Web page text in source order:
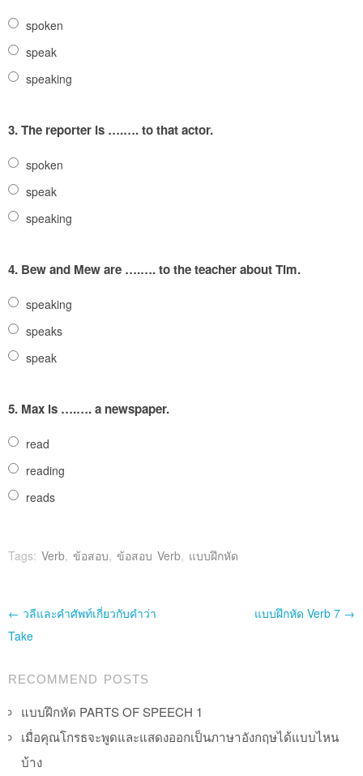
spoken
speak
speaking
3.The reporter is ….…. to that actor.
spoken
speak
speaking
4. Bew and Mew are ….…. to the teacher about Tim.
speaking
speaks
speak
5. Max is ….…. a newspaper.
read
reading
reads
Tags: Verb, ข้อสอบ, ข้อสอบ Verb, แบบฝึกหัด
Post navigation
← วลีและคำศัพท์เกี่ยวกับคำว่า
Take
แบบฝึกหัด Verb 7 →
RECOMMEND POSTS
แบบฝึกหัด PARTS OF SPEECH 1
เมื่อคุณโกรธจะพูดและแสดงออกเป็นภาษาอังกฤษได้แบบไหน
บ้าง